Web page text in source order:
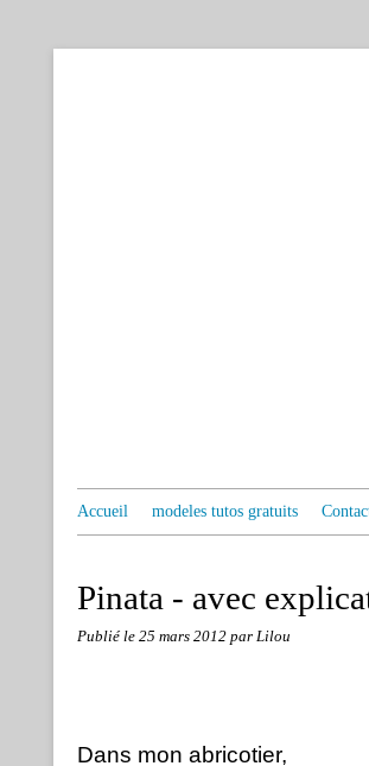
Accueil modeles tutos gratuits
Pinata - avec
Publié le 25 mars 2012 par Lilou
Dans mon abricotier,